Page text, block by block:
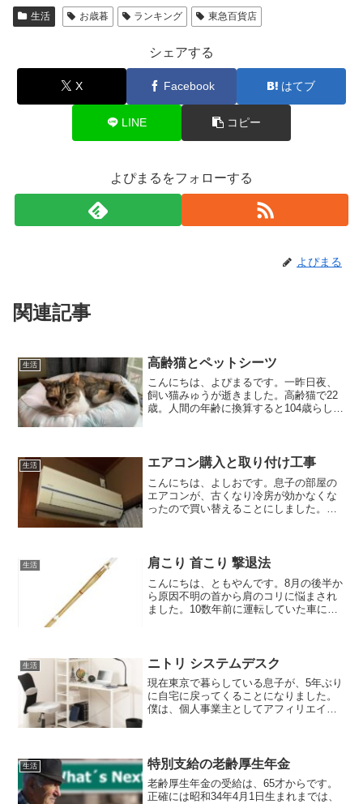
生活 お歳暮 ランキング 東急百貨店
シェアする
X Facebook はてブ
LINE コピー
よぴまるをフォローする
よぴまる
関連記事
生活 高齢猫とペットシーツ
こんにちは、よぴまるです。一昨日夜、
飼い猫みゅうが逝きました。高齢猫で22
歳。人間の年齢に換算すると104歳らし
てきました。し...
生活 エアコン購入と取り付け工事
こんにちは、よしおです。息子の部屋の
エアコンが、古くなり冷房が効かなくな
ったので買い替えることにしました。そ
日、チラシを持って出掛けま...
生活 肩こり 首こり 撃退法
こんにちは、ともやんです。8月の後半か
ら原因不明の首から肩のコリに悩まされ
ました。10数年前に運転していた車に後
た。ＰＣ作業も集中...
生活 ニトリ システムデスク
現在東京で暮らしている息子が、5年ぶり
に自宅に戻ってくることになりました。
僕は、個人事業主としてアフィリエイト
でデスクを買うことにしました。
生活 特別支給の老齢厚生年金
老齢厚生年金の受給は、65才からです。
正確には昭和34年4月1日生まれまでは、